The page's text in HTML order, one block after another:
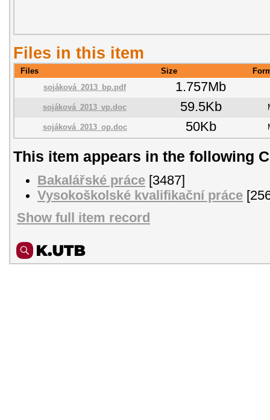
Files in this item
Files Size
sojáková_2013_bp.pdf
1.757Mb
sojáková_2013_vp.doc 59.5Kb
sojáková_2013_op.doc 50Kb
This item appears in the following
Bakalářské práce [3487]
Vysokoškolské kvalifikační práce
Show full item record